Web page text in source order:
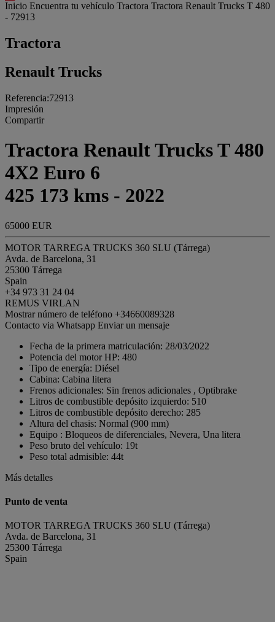
Inicio Encuentra tu vehículo Tractora Tractora Renault Trucks T 480
- 72913
Tractora
Renault Trucks
Referencia:72913
Impresión
Compartir
Tractora Renault Trucks T 480
4X2 Euro 6
425 173 kms - 2022
65000 EUR
MOTOR TARREGA TRUCKS 360 SLU (Tárrega)
Avda. de Barcelona, 31
25300 Tárrega
Spain
+34 973 31 24 04
REMUS VIRLAN
Mostrar número de teléfono +34660089328
Contacto via Whatsapp Enviar un mensaje
Fecha de la primera matriculación: 28/03/2022
Potencia del motor HP: 480
Tipo de energía: Diésel
Cabina: Cabina litera
Frenos adicionales: Sin frenos adicionales , Optibrake
Litros de combustible depósito izquierdo: 510
Litros de combustible depósito derecho: 285
Altura del chasis: Normal (900 mm)
Equipo : Bloqueos de diferenciales, Nevera, Una litera
Peso bruto del vehículo: 19t
Peso total admisible: 44t
Más detalles
Punto de venta
MOTOR TARREGA TRUCKS 360 SLU (Tárrega)
Avda. de Barcelona, 31
25300 Tárrega
Spain